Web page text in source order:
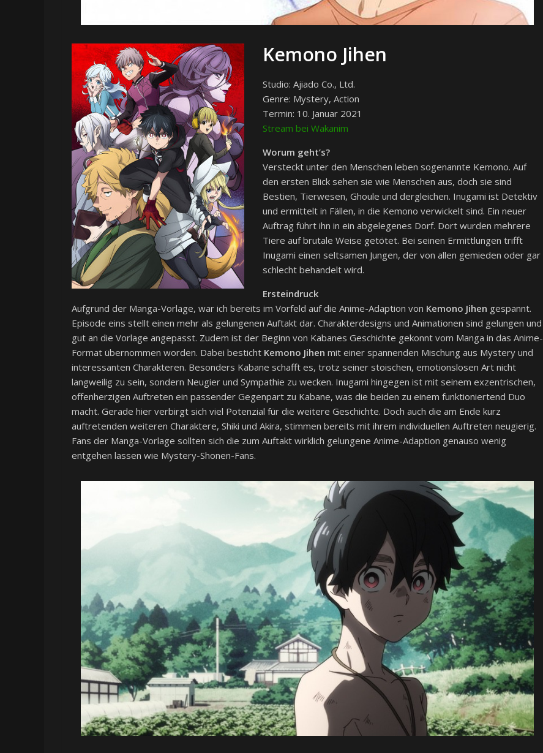
Kemono Jihen
Studio: Ajiado Co., Ltd.
Genre: Mystery, Action
Termin: 10. Januar 2021
Stream bei Wakanim
Worum geht’s?
Versteckt unter den Menschen leben sogenannte Kemono. Auf
den ersten Blick sehen sie wie Menschen aus, doch sie sind
Bestien, Tierwesen, Ghoule und dergleichen. Inugami ist Detektiv
und ermittelt in Fällen, in die Kemono verwickelt sind. Ein neuer
Auftrag führt ihn in ein abgelegenes Dorf. Dort wurden mehrere
Tiere auf brutale Weise getötet. Bei seinen Ermittlungen trifft
Inugami einen seltsamen Jungen, der von allen gemieden oder gar
schlecht behandelt wird.
Ersteindruck
Aufgrund der Manga-Vorlage, war ich bereits im Vorfeld auf die Anime-Adaption von Kemono Jihen gespannt.
Episode eins stellt einen mehr als gelungenen Auftakt dar. Charakterdesigns und Animationen sind gelungen und
gut an die Vorlage angepasst. Zudem ist der Beginn von Kabanes Geschichte gekonnt vom Manga in das Anime-
Format übernommen worden. Dabei besticht Kemono Jihen mit einer spannenden Mischung aus Mystery und
interessanten Charakteren. Besonders Kabane schafft es, trotz seiner stoischen, emotionslosen Art nicht
langweilig zu sein, sondern Neugier und Sympathie zu wecken. Inugami hingegen ist mit seinem exzentrischen,
offenherzigen Auftreten ein passender Gegenpart zu Kabane, was die beiden zu einem funktioniertend Duo
macht. Gerade hier verbirgt sich viel Potenzial für die weitere Geschichte. Doch auch die am Ende kurz
auftretenden weiteren Charaktere, Shiki und Akira, stimmen bereits mit ihrem individuellen Auftreten neugierig.
Fans der Manga-Vorlage sollten sich die zum Auftakt wirklich gelungene Anime-Adaption genauso wenig
entgehen lassen wie Mystery-Shonen-Fans.